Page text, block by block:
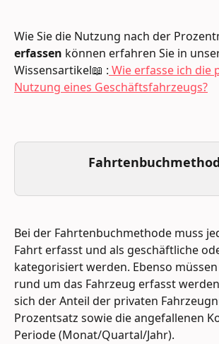
Wie Sie die Nutzung nach der
erfassen können erfahren Sie in
Wissensartikel📖 : Wie erfasse ich die
Nutzung eines Geschäftsfahrzeugs?
Bei der Fahrtenbuchmethode muss
Fahrt erfasst und als geschäftliche
kategorisiert werden. Ebenso
rund um das Fahrzeug erfasst
sich der Anteil der privaten
Prozentsatz sowie die angefallenen
Periode (Monat/Quartal/Jahr).